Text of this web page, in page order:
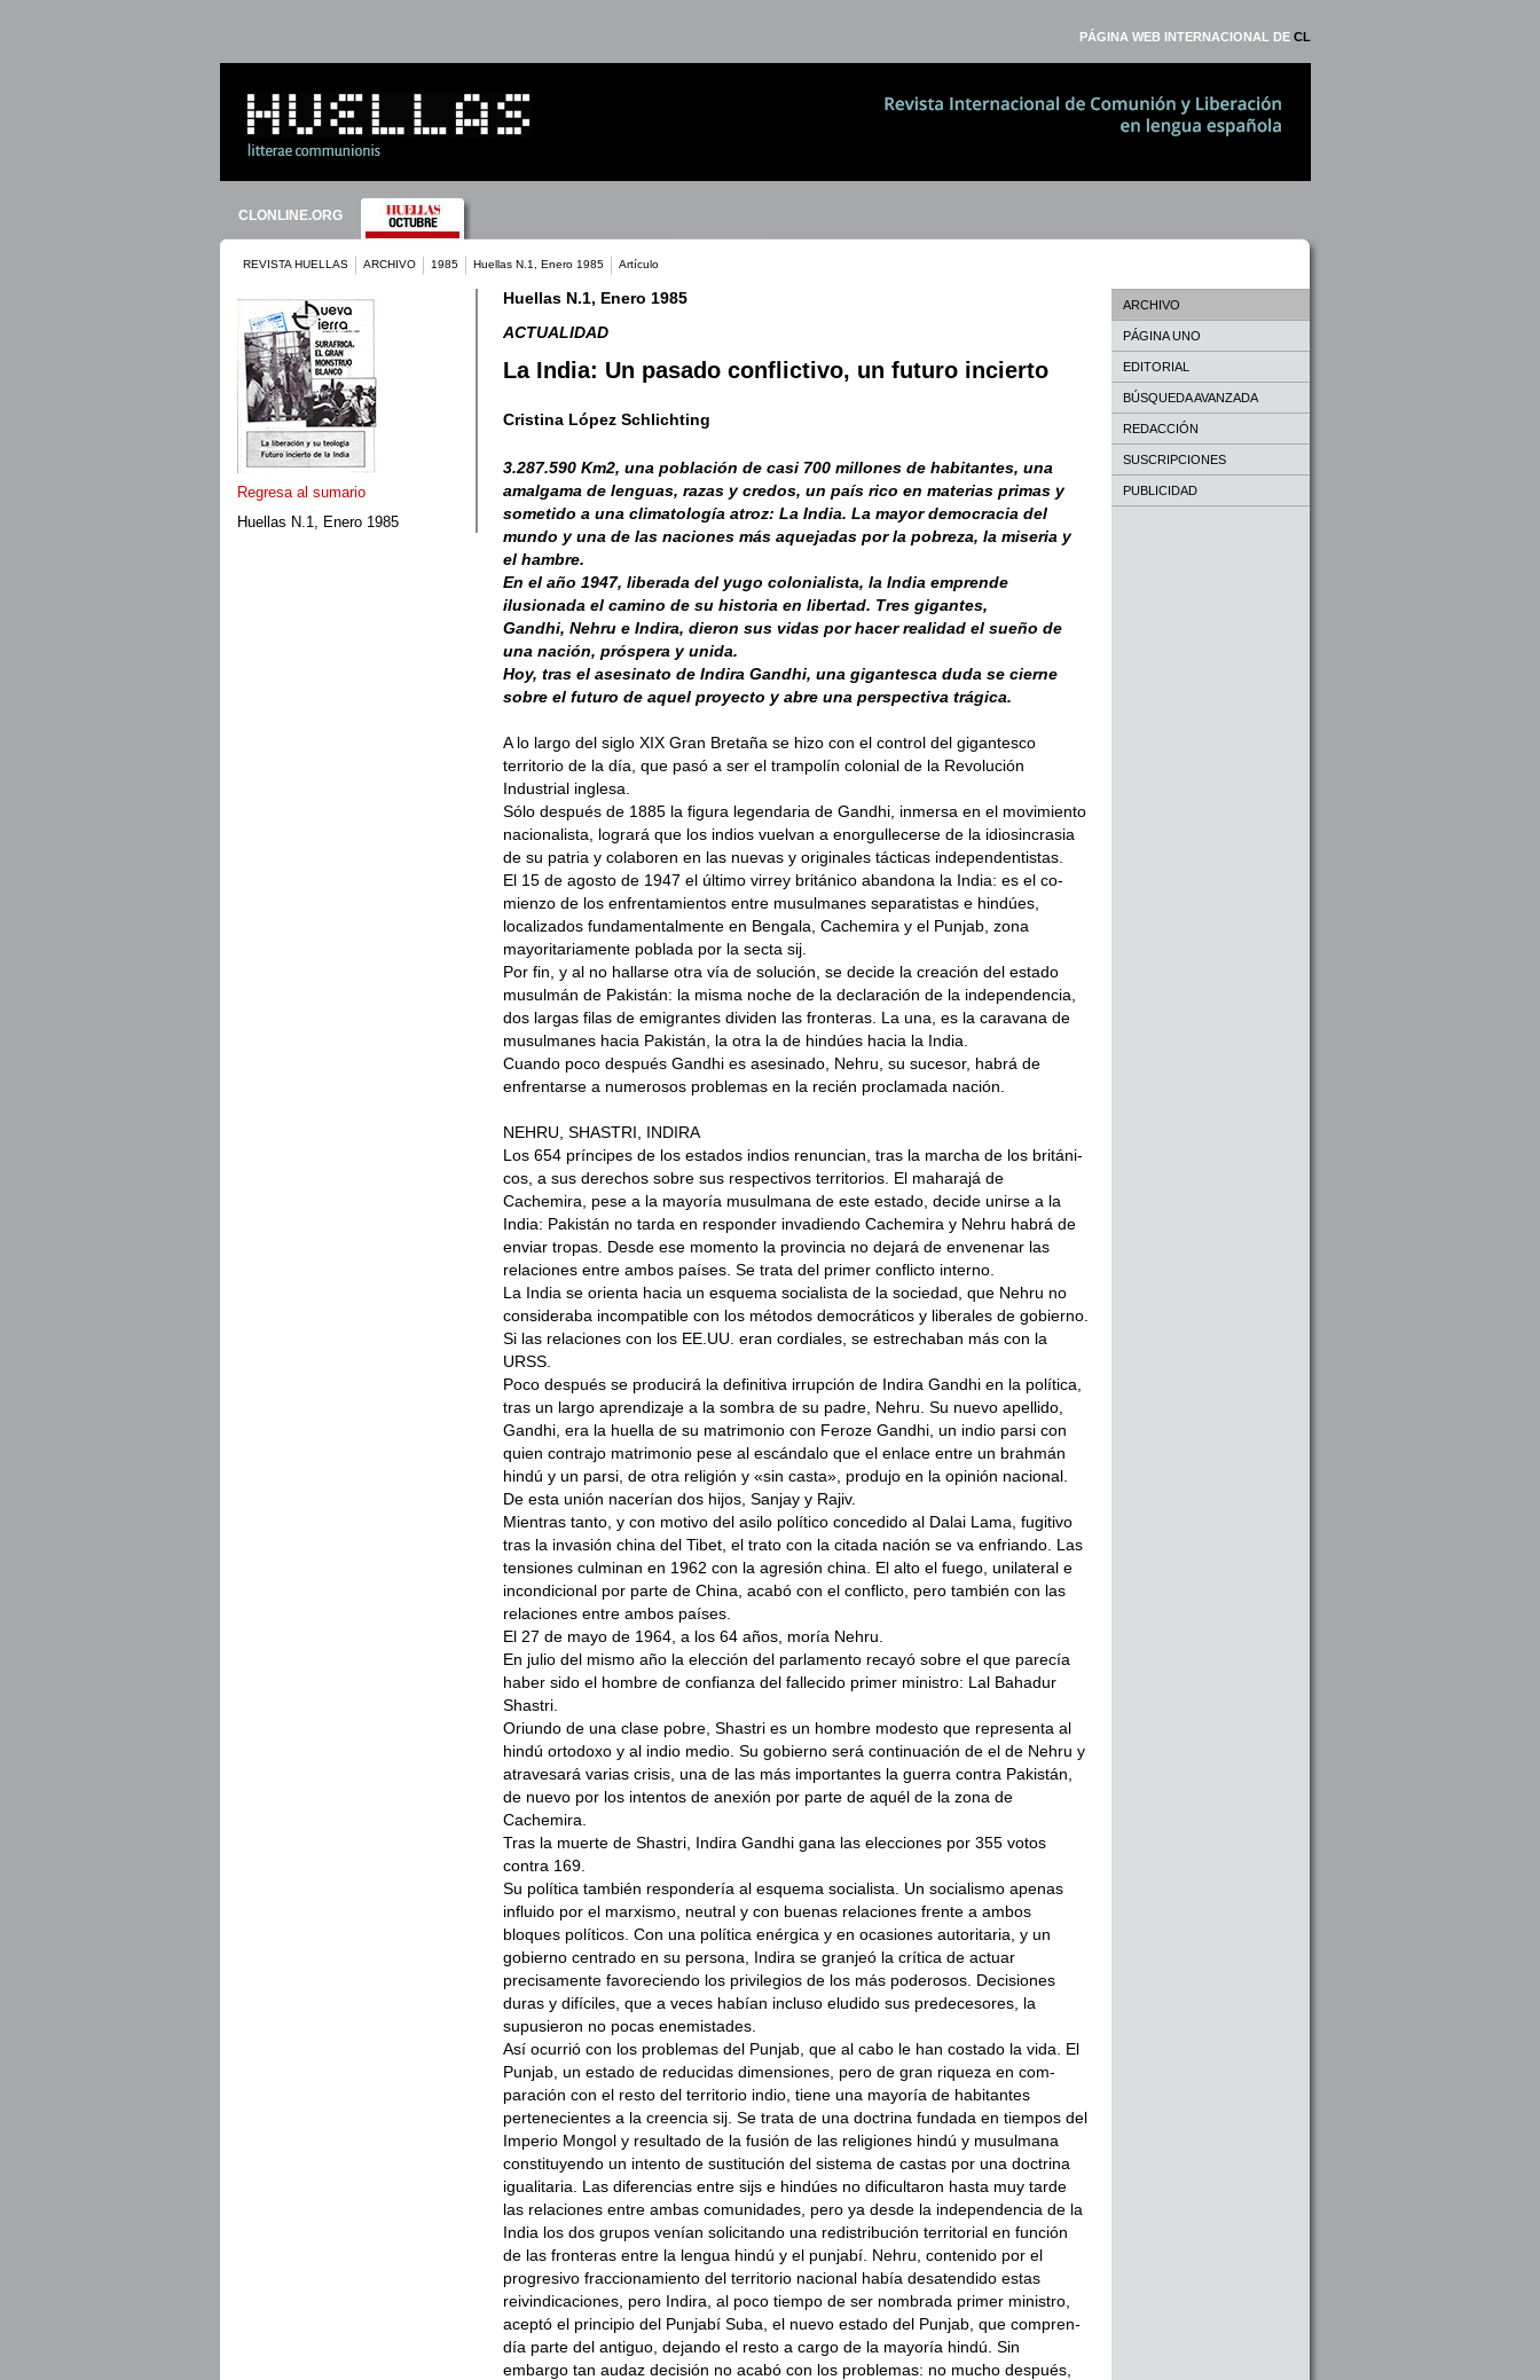
PÁGINA WEB INTERNACIONAL DE CL
CLONLINE.ORG
REVISTA HUELLAS ARCHIVO 1985 Huellas N.1, Enero 1985 Artículo
Regresa al sumario
Huellas N.1, Enero 1985
Huellas N.1, Enero 1985
ACTUALIDAD
La India: Un pasado conflictivo, un futuro incierto
Cristina López Schlichting
3.287.590 Km2, una población de casi 700 millones de habitantes, una
amalgama de lenguas, razas y credos, un país rico en materias primas y
sometido a una climatología atroz: La India. La mayor democracia del
mundo y una de las naciones más aquejadas por la pobreza, la miseria y
el hambre.
En el año 1947, liberada del yugo colonialista, la India emprende
ilusionada el camino de su historia en libertad. Tres gigantes,
Gandhi, Nehru e Indira, dieron sus vidas por hacer realidad el sueño de
una nación, próspera y unida.
Hoy, tras el asesinato de Indira Gandhi, una gigantesca duda se cierne
sobre el futuro de aquel proyecto y abre una perspectiva trágica.
A lo largo del siglo XIX Gran Bretaña se hizo con el control del gigantesco
territorio de la día, que pasó a ser el trampolín colonial de la Revolución
Industrial inglesa.
Sólo después de 1885 la figura legen­daria de Gandhi, inmersa en el movimien­to
nacionalista, logrará que los indios vuelvan a enorgullecerse de la idiosincrasia
de su patria y colaboren en las nuevas y originales tácticas independentistas.
El 15 de agosto de 1947 el último virrey británico abandona la India: es el co­
mienzo de los enfrentamientos entre musulmanes separatistas e hindúes,
localiza­dos fundamentalmente en Bengala, Cache­mira y el Punjab, zona
mayoritariamente poblada por la secta sij.
Por fin, y al no hallarse otra vía de so­lución, se decide la creación del estado
musulmán de Pakistán: la misma noche de la declaración de la independencia,
dos largas filas de emigrantes dividen las fron­teras. La una, es la caravana de
musulma­nes hacia Pakistán, la otra la de hindúes hacia la India.
Cuando poco después Gandhi es asesi­nado, Nehru, su sucesor, habrá de
enfrentarse a numerosos problemas en la re­cién proclamada nación.
NEHRU, SHASTRI, INDIRA
Los 654 príncipes de los estados indios renuncian, tras la marcha de los británi­
cos, a sus derechos sobre sus respectivos territorios. El maharajá de
Cachemira, pese a la mayoría musulmana de este esta­do, decide unirse a la
India: Pakistán no tarda en responder invadiendo Cachemira y Nehru habrá de
enviar tropas. Desde ese momento la provincia no dejará de enve­nenar las
relaciones entre ambos países. Se trata del primer conflicto inter­no.
La India se orienta hacia un esquema so­cialista de la sociedad, que Nehru no
con­sideraba incompatible con los métodos democráticos y liberales de gobierno.
Si las relaciones con los EE.UU. eran cordia­les, se estrechaban más con la
URSS.
Poco después se producirá la definitiva irrupción de Indira Gandhi en la políti­ca,
tras un largo aprendizaje a la sombra de su padre, Nehru. Su nuevo apellido,
Gandhi, era la huella de su matrimonio con Feroze Gandhi, un indio parsi con
quien contrajo matrimonio pese al escán­dalo que el enlace entre un brahmán
hin­dú y un parsi, de otra religión y «sin casta», produjo en la opinión nacional.
De esta unión nacerían dos hijos, Sanjay y Rajiv.
Mientras tanto, y con motivo del asilo político concedido al Dalai Lama, fugiti­vo
tras la invasión china del Tibet, el tra­to con la citada nación se va enfriando. Las
tensiones culminan en 1962 con la agresión china. El alto el fuego, unilate­ral e
incondicional por parte de China, acabó con el conflicto, pero también con las
relaciones entre ambos países.
El 27 de mayo de 1964, a los 64 años, mo­ría Nehru.
En julio del mismo año la elección del parlamento recayó sobre el que parecía
haber sido el hombre de confianza del fa­llecido primer ministro: Lal Bahadur
Shastri.
Oriundo de una clase pobre, Shastri es un hombre modesto que representa al
hin­dú ortodoxo y al indio medio. Su gobier­no será continuación de el de Nehru y
atravesará varias crisis, una de las más importantes la guerra contra Pakistán,
de nuevo por los intentos de anexión por parte de aquél de la zona de
Cachemira.
Tras la muerte de Shastri, Indira Gandhi gana las elecciones por 355 votos
contra 169.
Su política también respondería al esquema socialista. Un socialismo apenas
influido por el marxismo, neutral y con buenas relaciones frente a ambos
bloques políticos. Con una política enérgica y en ocasiones autoritaria, y un
gobierno centrado en su persona, Indira se granjeó la crítica de actuar
precisamente favore­ciendo los privilegios de los más podero­sos. Decisiones
duras y difíciles, que a veces habían incluso eludido sus predece­sores, la
supusieron no pocas enemistades.
Así ocurrió con los problemas del Punjab, que al cabo le han costado la vi­da. El
Punjab, un estado de reducidas di­mensiones, pero de gran riqueza en com­
paración con el resto del territorio indio, tiene una mayoría de habitantes
pertene­cientes a la creencia sij. Se trata de una doctrina fundada en tiempos del
Imperio Mongol y resultado de la fusión de las re­ligiones hindú y musulmana
constituyen­do un intento de sustitución del sistema de castas por una doctrina
igualitaria. Las di­ferencias entre sijs e hindúes no dificulta­ron hasta muy tarde
las relaciones entre ambas comunidades, pero ya desde la in­dependencia de la
India los dos grupos ve­nían solicitando una redistribución terri­torial en función
de las fronteras entre la lengua hindú y el punjabí. Nehru, con­tenido por el
progresivo fraccionamiento del territorio nacional había desatendido estas
reivindicaciones, pero Indira, al poco tiempo de ser nombrada primer ministro,
aceptó el principio del Punjabí Suba, el nuevo estado del Punjab, que compren­
día parte del antiguo, dejando el resto a cargo de la mayoría hindú. Sin
embargo tan audaz decisión no acabó con los pro­blemas: no mucho después,
ARCHIVO
PÁGINA UNO
EDITORIAL
BÚSQUEDA AVANZADA
REDACCIÓN
SUSCRIPCIONES
PUBLICIDAD